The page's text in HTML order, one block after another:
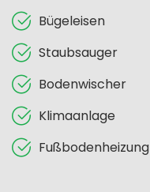
Bügeleisen
Staubsauger
Bodenwischer
Klimaanlage
Fußbodenheizung